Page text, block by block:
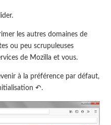
les autres domaines de
ou peu scrupuleuses
de Mozilla et vous.
à la préférence par défaut,
↶.